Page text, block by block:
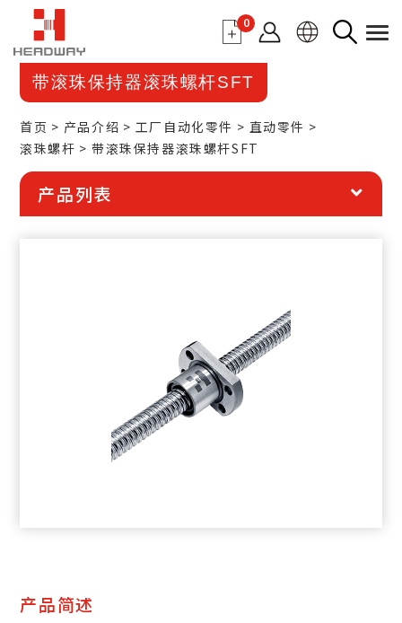
0
带滚珠保持器滚珠螺杆SFT
首页 产品介绍 工厂自动化零件
直动零件
滚珠螺杆
带滚珠保持器滚珠螺杆SFT
产品列表
产品简述